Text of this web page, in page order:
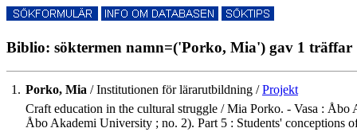
Biblio: söktermen namn=('Porko, Mia') gav 1 träffar
1. Porko, Mia / Institutionen för lärarutbildning /Projekt
Craft education in the cultural struggle / Mia Porko. - Vasa :
Åbo Akademi University ; no. 2). Part 5 : Students' conceptions